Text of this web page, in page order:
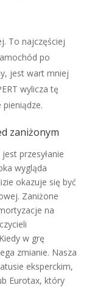
To najczęściej
po
jest wart mniej
wylicza tę
zaniżonym
przesyłanie
wygląda
okazuje się być
Zaniżone
na
w grę
zmianie. Nasza
eksperckim,
Eurotax, który